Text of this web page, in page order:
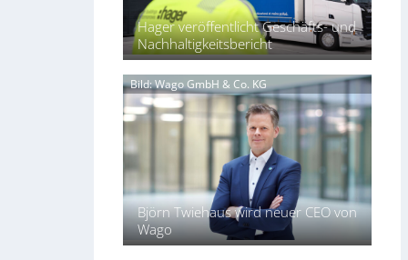
7
b
ü
n
d
e
l
h
t
u
l
s
S
h
l
ü
l
f
ü
r
Hager veröffentlicht Geschäfts- und
Nachhaltigkeitsbericht
Bild: Wago GmbH & Co. KG
Björn Twiehaus wird neuer CEO von
Wago